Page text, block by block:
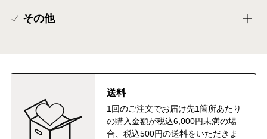
その他
送料
1回のご注文でお届け先1箇所あたり
の購入金額が税込6,000円未満の場
合、税込500円の送料をいただきま